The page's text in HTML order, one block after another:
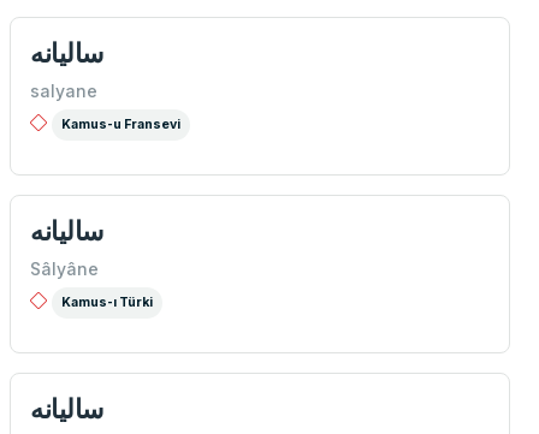
ساليانه
salyane
Kamus-u Fransevi
ساليانه
Sâlyâne
Kamus-ı Türki
ساليانه